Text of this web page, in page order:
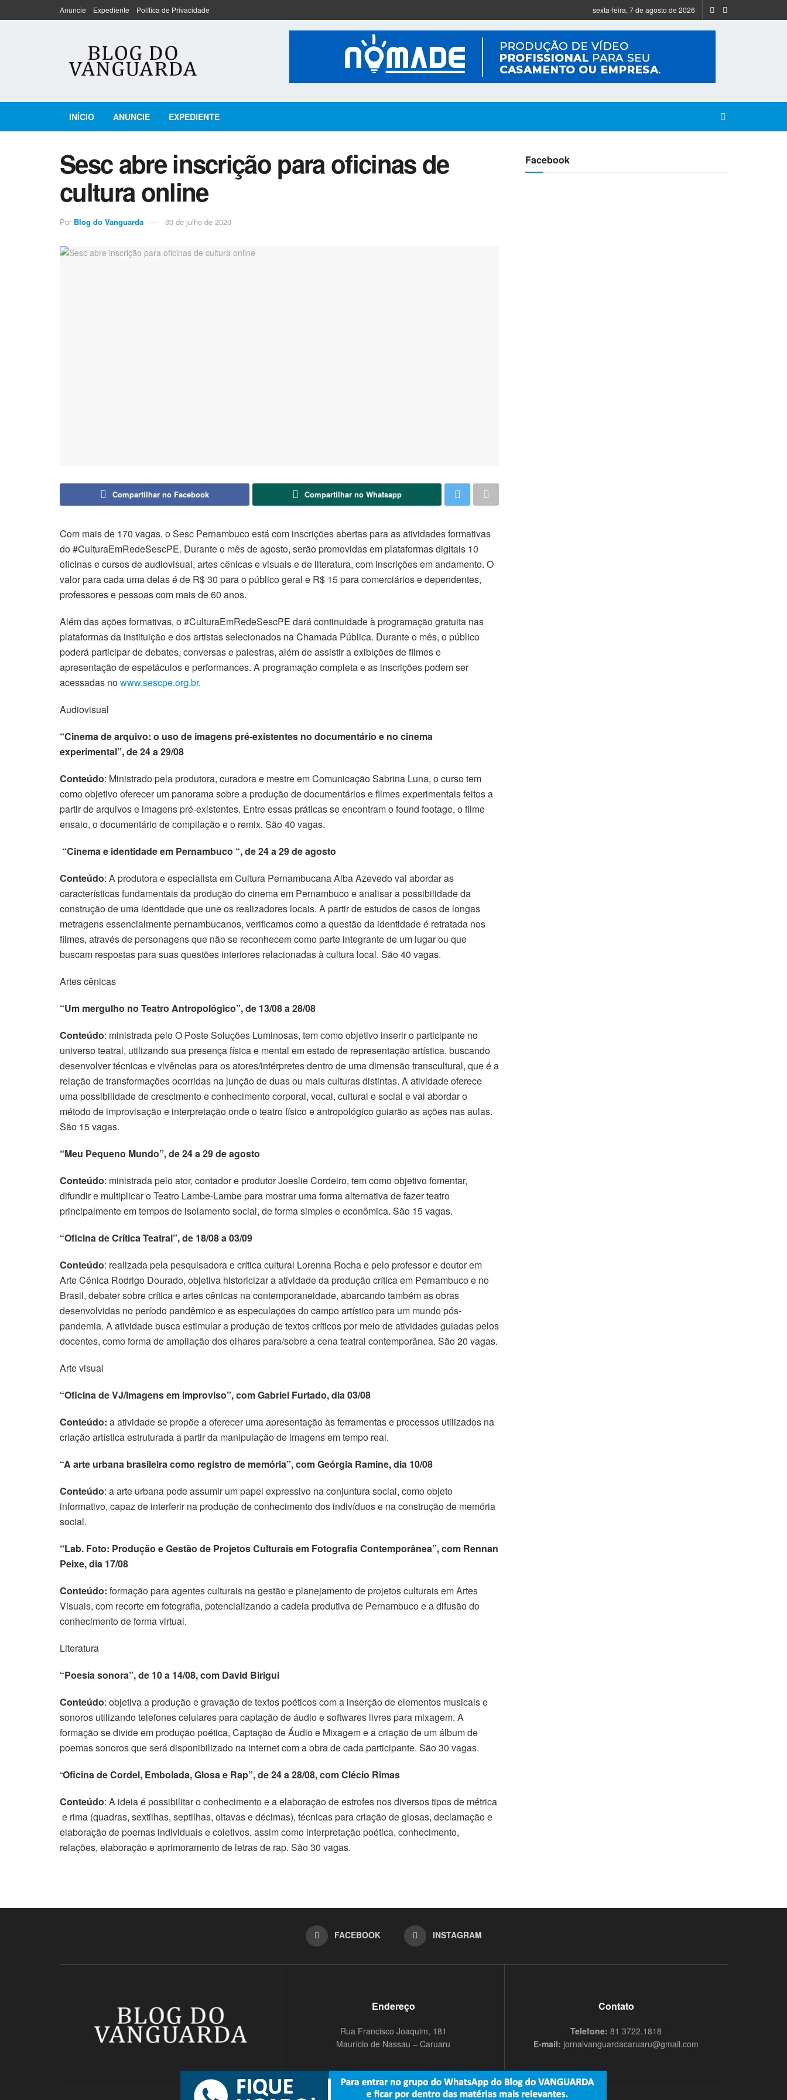
Anuncie Expediente Política de Privacidade sexta-feira, 7 de agosto de 2026
INÍCIO ANUNCIE EXPEDIENTE
Sesc abre inscrição para oficinas de
cultura online
Por Blog do Vanguarda 30 de julho de 2020
Compartilhar no Facebook Compartilhar no Whatsapp
Com mais de 170 vagas, o Sesc Pernambuco está com inscrições abertas para as atividades formativas
do #CulturaEmRedeSescPE. Durante o mês de agosto, serão promovidas em plataformas digitais 10
oficinas e cursos de audiovisual, artes cênicas e visuais e de literatura, com inscrições em andamento. O
valor para cada uma delas é de R$ 30 para o público geral e R$ 15 para comerciários e dependentes,
professores e pessoas com mais de 60 anos.
Além das ações formativas, o #CulturaEmRedeSescPE dará continuidade à programação gratuita nas
plataformas da instituição e dos artistas selecionados na Chamada Pública. Durante o mês, o público
poderá participar de debates, conversas e palestras, além de assistir a exibições de filmes e
apresentação de espetáculos e performances. A programação completa e as inscrições podem ser
acessadas nowww.sescpe.org.br.
Audiovisual
“Cinema de arquivo: o uso de imagens pré-existentes no documentário e no cinema
experimental”, de 24 a 29/08
Conteúdo: Ministrado pela produtora, curadora e mestre em Comunicação Sabrina Luna, o curso tem
como objetivo oferecer um panorama sobre a produção de documentários e filmes experimentais feitos a
partir de arquivos e imagens pré-existentes. Entre essas práticas se encontram o found footage, o filme
ensaio, o documentário de compilação e o remix. São 40 vagas.
“Cinema e identidade em Pernambuco “, de 24 a 29 de agosto
Conteúdo: A produtora e especialista em Cultura Pernambucana Alba Azevedo vai abordar as
características fundamentais da produção do cinema em Pernambuco e analisar a possibilidade da
construção de uma identidade que une os realizadores locais. A partir de estudos de casos de longas
metragens essencialmente pernambucanos, verificamos como a questão da identidade é retratada nos
filmes, através de personagens que não se reconhecem como parte integrante de um lugar ou que
buscam respostas para suas questões interiores relacionadas à cultura local. São 40 vagas.
Artes cênicas
“Um mergulho no Teatro Antropológico”, de 13/08 a 28/08
Conteúdo: ministrada pelo O Poste Soluções Luminosas, tem como objetivo inserir o participante no
universo teatral, utilizando sua presença física e mental em estado de representação artística, buscando
desenvolver técnicas e vivências para os atores/intérpretes dentro de uma dimensão transcultural, que é a
relação de transformações ocorridas na junção de duas ou mais culturas distintas. A atividade oferece
uma possibilidade de crescimento e conhecimento corporal, vocal, cultural e social e vai abordar o
método de improvisação e interpretação onde o teatro físico e antropológico guiarão as ações nas aulas.
São 15 vagas.
“Meu Pequeno Mundo”, de 24 a 29 de agosto
Conteúdo: ministrada pelo ator, contador e produtor Joeslie Cordeiro, tem como objetivo fomentar,
difundir e multiplicar o Teatro Lambe-Lambe para mostrar uma forma alternativa de fazer teatro
principalmente em tempos de isolamento social, de forma simples e econômica. São 15 vagas.
“Oficina de Crítica Teatral”, de 18/08 a 03/09
Conteúdo: realizada pela pesquisadora e crítica cultural Lorenna Rocha e pelo professor e doutor em
Arte Cênica Rodrigo Dourado, objetiva historicizar a atividade da produção crítica em Pernambuco e no
Brasil, debater sobre crítica e artes cênicas na contemporaneidade, abarcando também as obras
desenvolvidas no período pandêmico e as especulações do campo artístico para um mundo pós-
pandemia. A atividade busca estimular a produção de textos críticos por meio de atividades guiadas pelos
docentes, como forma de ampliação dos olhares para/sobre a cena teatral contemporânea. São 20 vagas.
Arte visual
“Oficina de VJ/Imagens em improviso”, com Gabriel Furtado, dia 03/08
Conteúdo: a atividade se propõe a oferecer uma apresentação às ferramentas e processos utilizados na
criação artística estruturada a partir da manipulação de imagens em tempo real.
“A arte urbana brasileira como registro de memória”, com Geórgia Ramine, dia 10/08
Conteúdo: a arte urbana pode assumir um papel expressivo na conjuntura social, como objeto
informativo, capaz de interferir na produção de conhecimento dos indivíduos e na construção de memória
social.
“Lab. Foto: Produção e Gestão de Projetos Culturais em Fotografia Contemporânea”, com Rennan
Peixe, dia 17/08
Conteúdo: formação para agentes culturais na gestão e planejamento de projetos culturais em Artes
Visuais, com recorte em fotografia, potencializando a cadeia produtiva de Pernambuco e a difusão do
conhecimento de forma virtual.
Literatura
“Poesia sonora”, de 10 a 14/08, com David Birigui
Conteúdo: objetiva a produção e gravação de textos poéticos com a inserção de elementos musicais e
sonoros utilizando telefones celulares para captação de áudio e softwares livres para mixagem. A
formação se divide em produção poética, Captação de Áudio e Mixagem e a criação de um álbum de
poemas sonoros que será disponibilizado na internet com a obra de cada participante. São 30 vagas.
“Oficina de Cordel, Embolada, Glosa e Rap”, de 24 a 28/08, com Clécio Rimas
Conteúdo: A ideia é possibilitar o conhecimento e a elaboração de estrofes nos diversos tipos de métrica
e rima (quadras, sextilhas, septilhas, oitavas e décimas), técnicas para criação de glosas, declamação e
elaboração de poemas individuais e coletivos, assim como interpretação poética, conhecimento,
relações, elaboração e aprimoramento de letras de rap. São 30 vagas.
Facebook
FACEBOOK INSTAGRAM
Endereço
Rua Francisco Joaquim, 181
Maurício de Nassau – Caruaru
Contato
Telefone: 81 3722.1818
E-mail: jornalvanguardacaruaru@gmail.com